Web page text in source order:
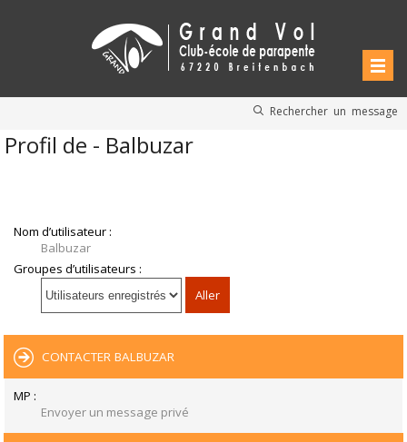
Rechercher un message
Profil de - Balbuzar
Nom d’utilisateur :
Balbuzar
Groupes d’utilisateurs :
CONTACTER BALBUZAR
MP :
Envoyer un message privé